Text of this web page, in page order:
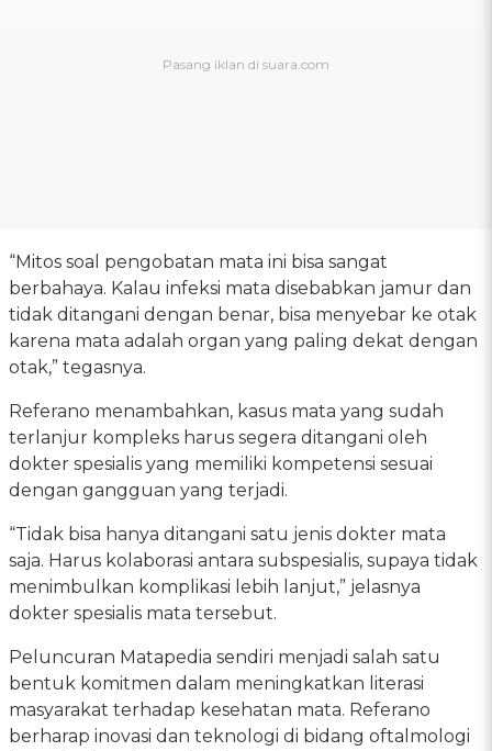
“Mitos soal pengobatan mata ini bisa sangat
berbahaya. Kalau infeksi mata disebabkan jamur dan
tidak ditangani dengan benar, bisa menyebar ke otak
karena mata adalah organ yang paling dekat dengan
otak,” tegasnya.
Referano menambahkan, kasus mata yang sudah
terlanjur kompleks harus segera ditangani oleh
dokter spesialis yang memiliki kompetensi sesuai
dengan gangguan yang terjadi.
“Tidak bisa hanya ditangani satu jenis dokter mata
saja. Harus kolaborasi antara subspesialis, supaya tidak
menimbulkan komplikasi lebih lanjut,” jelasnya
dokter spesialis mata tersebut.
Peluncuran Matapedia sendiri menjadi salah satu
bentuk komitmen dalam meningkatkan literasi
masyarakat terhadap kesehatan mata. Referano
berharap inovasi dan teknologi di bidang oftalmologi